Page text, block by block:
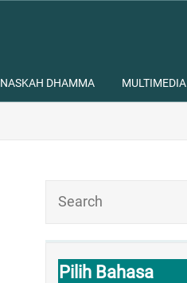
NASKAH DHAMMA MULTIMEDIA
Pilih Bahasa